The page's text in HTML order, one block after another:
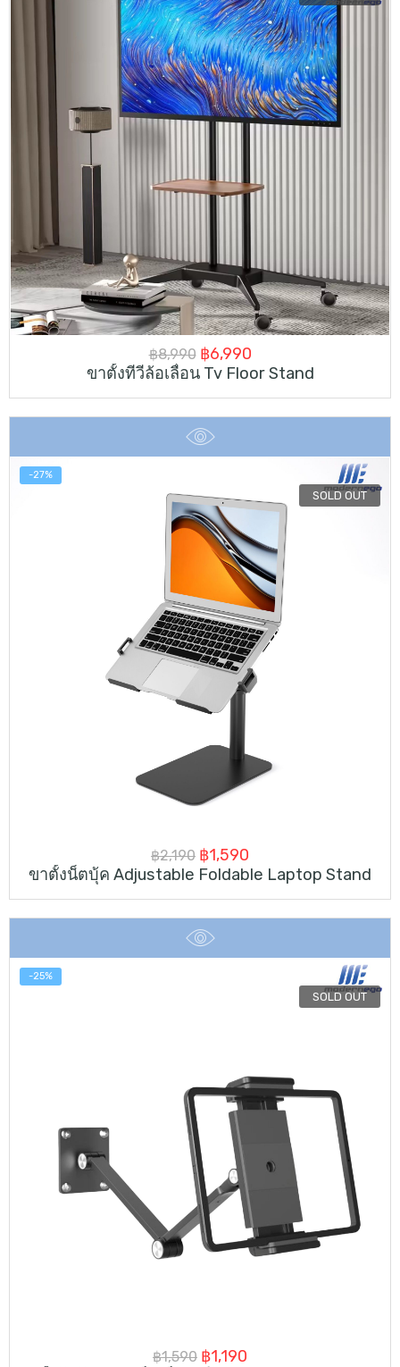
฿8,990 Original
price
฿8,990.
฿6,990Current
price
ขาตั้งทีวีล้อเลื่อน Tv Floor Stand
SOLD OUT
-27%
฿2,190 Original
price
฿2,190.
฿1,590
price
ขาตั้งน็ตบุ้ค Adjustable Foldable Laptop Stand
SOLD OUT
-25%
฿1,590 Original
฿1,190